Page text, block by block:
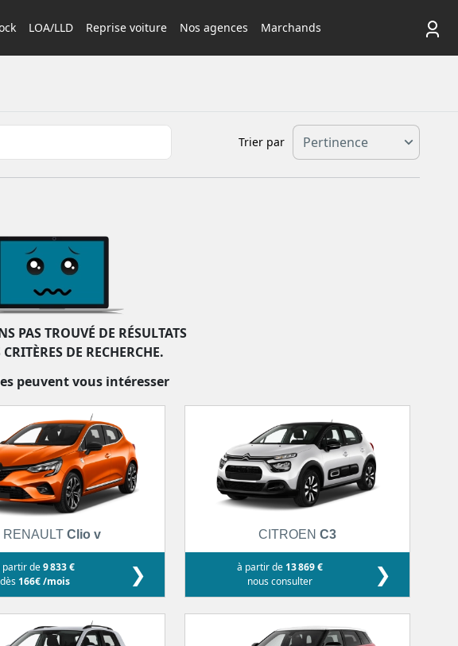
LOA/LLD Reprise voiture Nos agences Marchands
Trier par
PAS TROUVÉ DE RÉSULTATS
DE RECHERCHE.
peuvent vous intéresser
RENAULTClio v
partir de9 833 €
dès 166€ /mois ❯
CITROEN C3
à partir de 13 869 €
nous consulter
❯